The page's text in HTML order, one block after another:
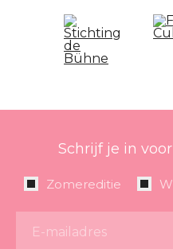
Schrijf je in
Zomereditie